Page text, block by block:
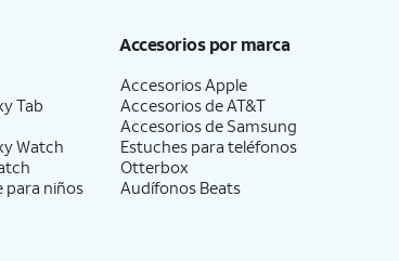
Tab
Watch
para niños
Accesorios por marca
Accesorios Apple
Accesorios deAT&T
Accesorios de Samsung
Estuches para teléfonos
Otterbox
Audífonos Beats